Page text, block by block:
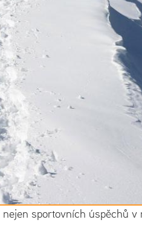
sportovních úspěchů v